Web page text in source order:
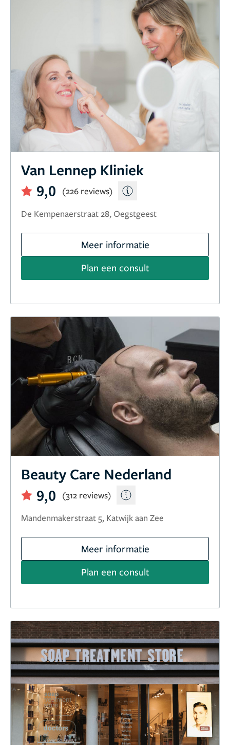
Van Lennep Kliniek
9,0
(226 reviews)
De Kempenaerstraat 28, Oegstgeest
Meer informatie
Plan een consult
Beauty Care Nederland
9,0
(312 reviews)
Mandenmakerstraat 5, Katwijk aan Zee
Meer informatie
Plan een consult